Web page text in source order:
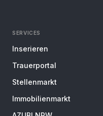
SERVICES
Inserieren
Trauerportal
Stellenmarkt
Immobilienmarkt